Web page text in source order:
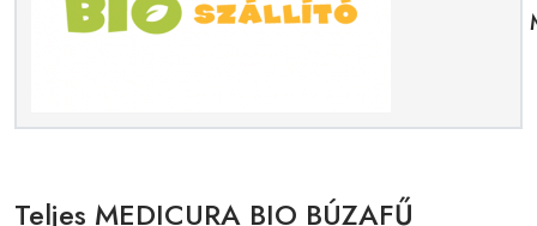
Teljes MEDICURA BIO BÚZAFŰ